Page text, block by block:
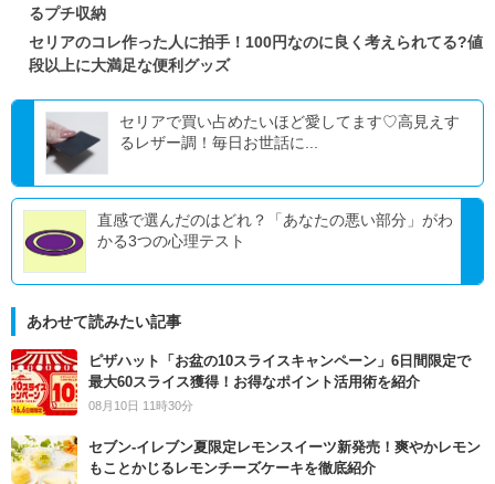
るプチ収納
セリアのコレ作った人に拍手！100円なのに良く考えられてる?値
段以上に大満足な便利グッズ
セリアで買い占めたいほど愛してます♡高見えす
るレザー調！毎日お世話に...
直感で選んだのはどれ？「あなたの悪い部分」がわ
かる3つの心理テスト
あわせて読みたい記事
ピザハット「お盆の10スライスキャンペーン」6日間限定で
最大60スライス獲得！お得なポイント活用術を紹介
08月10日 11時30分
セブン‐イレブン夏限定レモンスイーツ新発売！爽やかレモン
もことかじるレモンチーズケーキを徹底紹介